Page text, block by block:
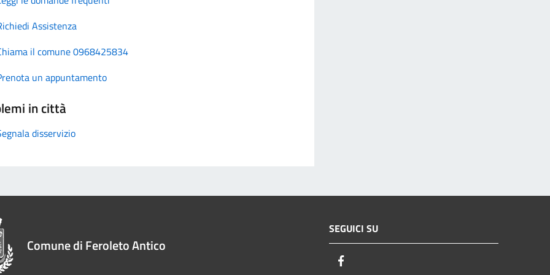
Assistenza
il comune 0968425834
un appuntamento
in città
disservizio
Comune di Feroleto Antico
SEGUICI SU